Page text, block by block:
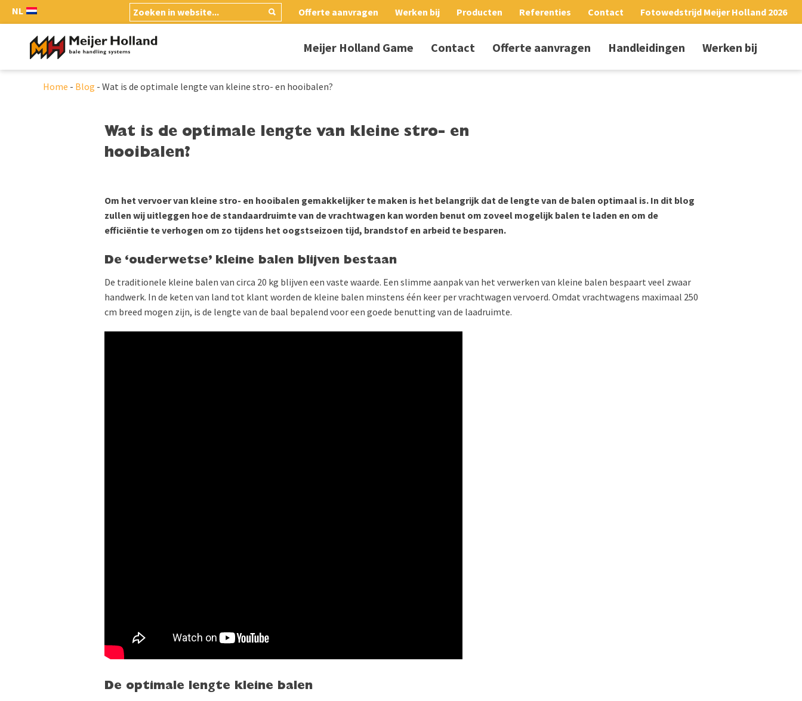
NL Offerte aanvragen Werken bij Producten Referenties Contact Fotowedstrijd Meijer Holland 2026
Meijer Holland Game Contact Offerte aanvragen Handleidingen Werken bij
Home - Blog - Wat is de optimale lengte van kleine stro- en hooibalen?
Wat is de optimale lengte van kleine stro- en
hooibalen?
Om het vervoer van kleine stro- en hooibalen gemakkelijker te maken is het belangrijk dat de lengte van de balen optimaal is. In dit blog
zullen wij uitleggen hoe de standaardruimte van de vrachtwagen kan worden benut om zoveel mogelijk balen te laden en om de
efficiëntie te verhogen om zo tijdens het oogstseizoen tijd, brandstof en arbeid te besparen.
De ‘ouderwetse’ kleine balen blijven bestaan
De traditionele kleine balen van circa 20 kg blijven een vaste waarde. Een slimme aanpak van het verwerken van kleine balen bespaart veel zwaar
handwerk. In de keten van land tot klant worden de kleine balen minstens één keer per vrachtwagen vervoerd. Omdat vrachtwagens maximaal 250
cm breed mogen zijn, is de lengte van de baal bepalend voor een goede benutting van de laadruimte.
De optimale lengte kleine balen